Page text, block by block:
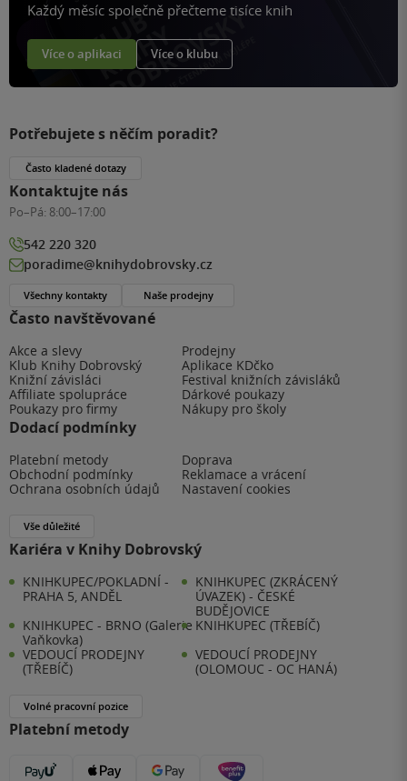
Každý měsíc společně přečteme tisíce knih
Více o aplikaci Více o klubu
Často navštěvované
Akce a slevy
Prodejny
Klub Knihy Dobrovský
Aplikace KDčko
Knižní závisláci
Festival knižních závisláků
Affiliate spolupráce
Dárkové poukazy
Poukazy pro firmy
Nákupy pro školy
Dodací podmínky
Platební metody
Doprava
Obchodní podmínky
Reklamace a vrácení
Ochrana osobních údajů
Nastavení cookies
Vše důležité
Kariéra v Knihy Dobrovský
KNIHKUPEC/POKLADNÍ -
PRAHA 5, ANDĚL
KNIHKUPEC (ZKRÁCENÝ
ÚVAZEK) - ČESKÉ
BUDĚJOVICE
KNIHKUPEC - BRNO (Galerie
Vaňkovka)
KNIHKUPEC (TŘEBÍČ)
VEDOUCÍ PRODEJNY
(TŘEBÍČ)
VEDOUCÍ PRODEJNY
(OLOMOUC - OC HANÁ)
Volné pracovní pozice
Platební metody
Potřebujete s něčím poradit?
Často kladené dotazy
Kontaktujte nás
Po–Pá: 8:00–17:00
542 220 320
poradime@knihydobrovsky.cz
Všechny kontakty Naše prodejny